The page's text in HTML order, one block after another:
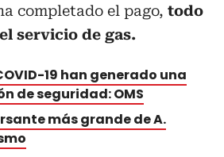
completado el pago, todo
servicio de gas.
19 han generado una
de seguridad: OMS
más grande de A.